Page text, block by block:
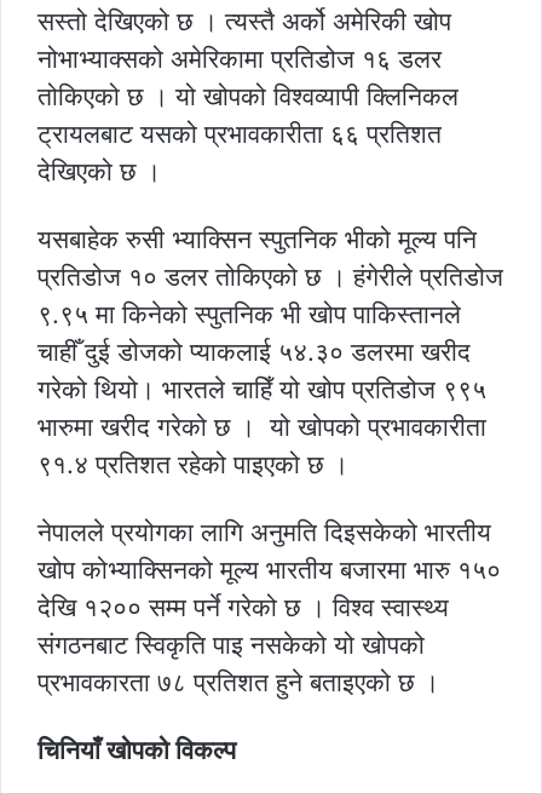
सस्तो देखिएको छ । त्यस्तै अर्को अमेरिकी खोप
नोभाभ्याक्सको अमेरिकामा प्रतिडोज १६ डलर
तोकिएको छ । यो खोपको विश्वव्यापी क्लिनिकल
ट्रायलबाट यसको प्रभावकारीता ६६ प्रतिशत
देखिएको छ ।
यसबाहेक रुसी भ्याक्सिन स्पुतनिक भीको मूल्य पनि
प्रतिडोज १० डलर तोकिएको छ । हंगेरीले प्रतिडोज
९.९५ मा किनेको स्पुतनिक भी खोप पाकिस्तानले
चाहीँ दुई डोजको प्याकलाई ५४.३० डलरमा खरीद
गरेको थियो। भारतले चाहिँ यो खोप प्रतिडोज ९९५
भारुमा खरीद गरेको छ । यो खोपको प्रभावकारीता
९१.४ प्रतिशत रहेको पाइएको छ ।
नेपालले प्रयोगका लागि अनुमति दिइसकेको भारतीय
खोप कोभ्याक्सिनको मूल्य भारतीय बजारमा भारु १५०
देखि १२०० सम्म पर्ने गरेको छ । विश्व स्वास्थ्य
संगठनबाट स्विकृति पाइ नसकेको यो खोपको
प्रभावकारता ७८ प्रतिशत हुने बताइएको छ ।
चिनियाँ खोपको विकल्प